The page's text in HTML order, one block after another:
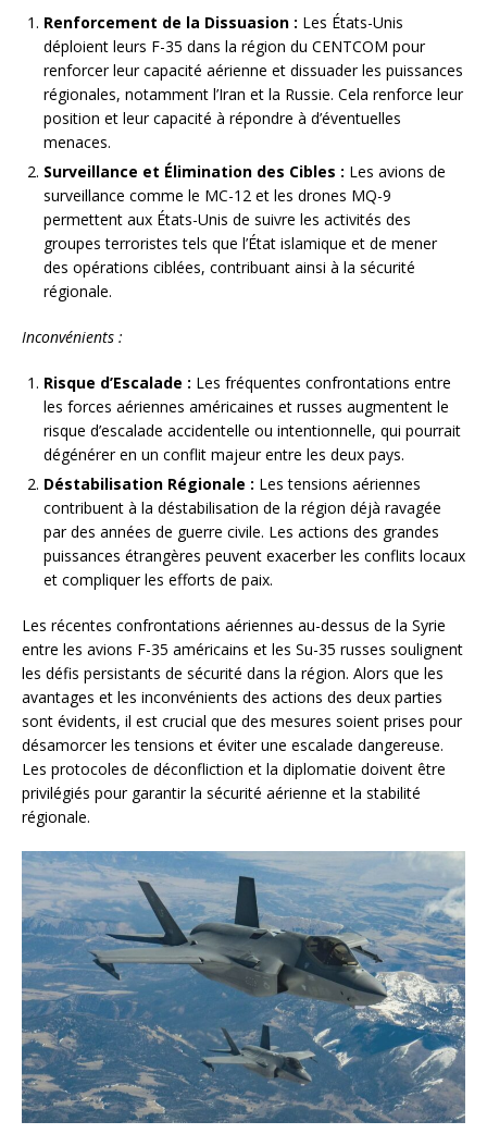
Renforcement de la Dissuasion : Les États-Unis
déploient leurs F-35 dans la région du CENTCOM pour
renforcer leur capacité aérienne et dissuader les puissances
régionales, notamment l’Iran et la Russie. Cela renforce leur
position et leur capacité à répondre à d’éventuelles
menaces.
Surveillance et Élimination des Cibles : Les avions de
surveillance comme le MC-12 et les drones MQ-9
permettent aux États-Unis de suivre les activités des
groupes terroristes tels que l’État islamique et de mener
des opérations ciblées, contribuant ainsi à la sécurité
régionale.
Inconvénients :
Risque d’Escalade : Les fréquentes confrontations entre
les forces aériennes américaines et russes augmentent le
risque d’escalade accidentelle ou intentionnelle, qui pourrait
dégénérer en un conflit majeur entre les deux pays.
Déstabilisation Régionale : Les tensions aériennes
contribuent à la déstabilisation de la région déjà ravagée
par des années de guerre civile. Les actions des grandes
puissances étrangères peuvent exacerber les conflits locaux
et compliquer les efforts de paix.
Les récentes confrontations aériennes au-dessus de la Syrie
entre les avions F-35 américains et les Su-35 russes soulignent
les défis persistants de sécurité dans la région. Alors que les
avantages et les inconvénients des actions des deux parties
sont évidents, il est crucial que des mesures soient prises pour
désamorcer les tensions et éviter une escalade dangereuse.
Les protocoles de déconfliction et la diplomatie doivent être
privilégiés pour garantir la sécurité aérienne et la stabilité
régionale.